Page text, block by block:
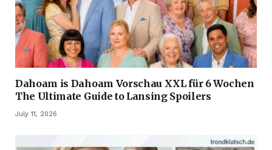
Dahoam is Dahoam Vorschau XXL für 6 Wochen
The Ultimate Guide to Lansing Spoilers
July 11, 2026